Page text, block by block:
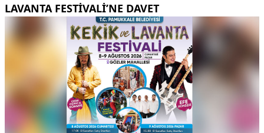
LAVANTA FESTIVALI’NE DAVET